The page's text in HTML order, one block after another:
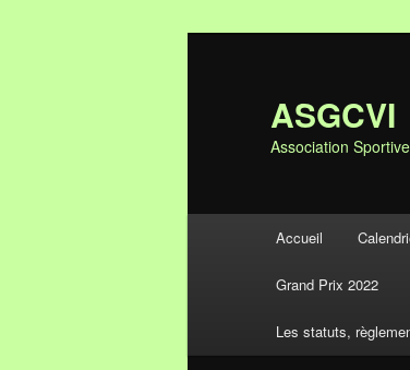
ASGCVI
Association
Aller au contenu
Aller au
Accueil
Grand Prix 2022
Les statuts,